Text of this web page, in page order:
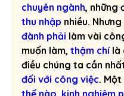
chuyên ngành, những
thu nhập nhiều.
đành phải làm vài
muốn làm, thậm chílà
điều chúng ta cần
đối với công việc.